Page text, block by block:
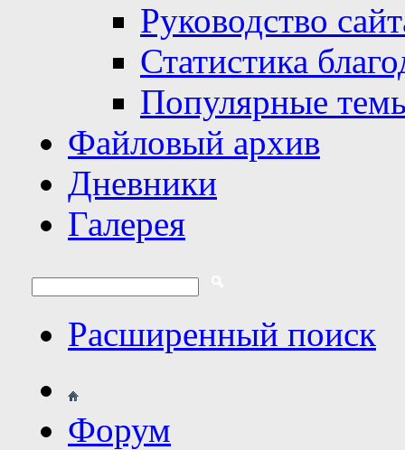
Руководство
Статистика
Популярные
Файловый архив
Дневники
Галерея
Расширенный поиск
Форум